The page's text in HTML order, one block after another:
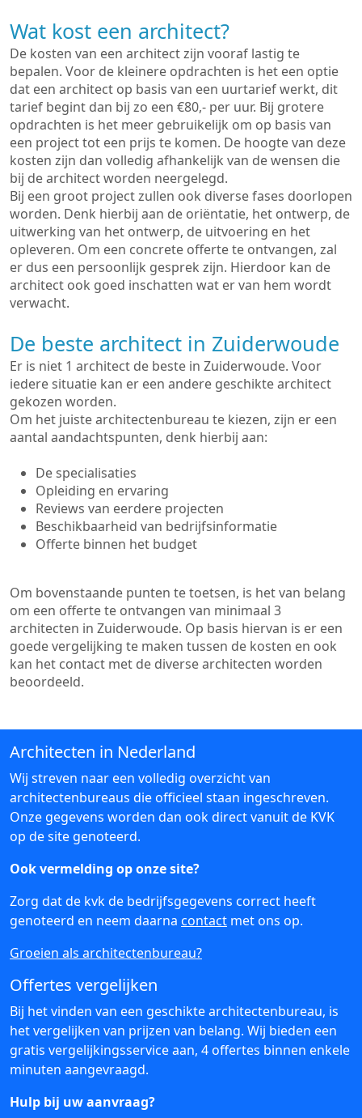
Wat kost een architect?
De kosten van een architect zijn vooraf lastig te
bepalen. Voor de kleinere opdrachten is het een optie
dat een architect op basis van een uurtarief werkt, dit
tarief begint dan bij zo een €80,- per uur. Bij grotere
opdrachten is het meer gebruikelijk om op basis van
een project tot een prijs te komen. De hoogte van deze
kosten zijn dan volledig afhankelijk van de wensen die
bij de architect worden neergelegd.
Bij een groot project zullen ook diverse fases doorlopen
worden. Denk hierbij aan de oriëntatie, het ontwerp, de
uitwerking van het ontwerp, de uitvoering en het
opleveren. Om een concrete offerte te ontvangen, zal
er dus een persoonlijk gesprek zijn. Hierdoor kan de
architect ook goed inschatten wat er van hem wordt
verwacht.
De beste architect in Zuiderwoude
Er is niet 1 architect de beste in Zuiderwoude. Voor
iedere situatie kan er een andere geschikte architect
gekozen worden.
Om het juiste architectenbureau te kiezen, zijn er een
aantal aandachtspunten, denk hierbij aan:
De specialisaties
Opleiding en ervaring
Reviews van eerdere projecten
Beschikbaarheid van bedrijfsinformatie
Offerte binnen het budget
Om bovenstaande punten te toetsen, is het van belang
om een offerte te ontvangen van minimaal 3
architecten in Zuiderwoude. Op basis hiervan is er een
goede vergelijking te maken tussen de kosten en ook
kan het contact met de diverse architecten worden
beoordeeld.
Architecten in Nederland
Wij streven naar een volledig overzicht van
architectenbureaus die officieel staan ingeschreven.
Onze gegevens worden dan ook direct vanuit de KVK
op de site genoteerd.
Ook vermelding op onze site?
Zorg dat de kvk de bedrijfsgegevens correct heeft
genoteerd en neem daarna contact met ons op.
Groeien als architectenbureau?
Offertes vergelijken
Bij het vinden van een geschikte architectenbureau, is
het vergelijken van prijzen van belang. Wij bieden een
gratis vergelijkingsservice aan, 4 offertes binnen enkele
minuten aangevraagd.
Hulp bij uw aanvraag?